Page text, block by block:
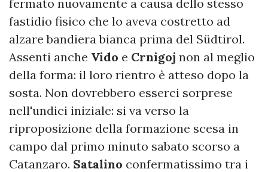
fermato nuovamente a causa dello stesso
fastidio fisico che lo aveva costretto ad
alzare bandiera bianca prima del Südtirol.
Assenti anche Vido e Crnigoj non al meglio
della forma: il loro rientro è atteso dopo la
sosta. Non dovrebbero esserci sorprese
nell'undici iniziale: si va verso la
riproposizione della formazione scesa in
campo dal primo minuto sabato scorso a
Catanzaro. Satalino confermatissimo tra i